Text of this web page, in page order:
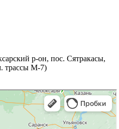
р-он, пос. Сятракасы,
трассы М-7)